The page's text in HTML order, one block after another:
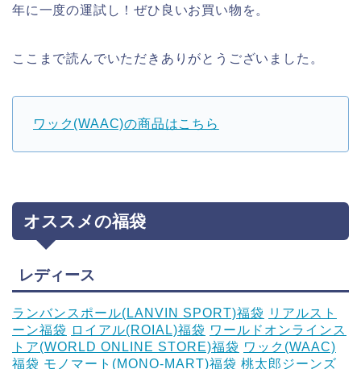
年に一度の運試し！ぜひ良いお買い物を。
ここまで読んでいただきありがとうございました。
ワック(WAAC)の商品はこちら
オススメの福袋
レディース
ランバンスポール(LANVIN SPORT)福袋 リアルスト
ーン福袋 ロイアル(ROIAL)福袋 ワールドオンラインス
トア(WORLD ONLINE STORE)福袋 ワック(WAAC)
福袋 モノマート(MONO-MART)福袋 桃太郎ジーンズ